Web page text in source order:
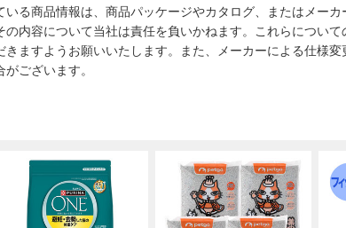
いる商品情報は、商品パッケージやカタログ、またはメー
の内容について当社は責任を負いかねます。これらについ
きますようお願いいたします。また、メーカーによる仕様
ございます。